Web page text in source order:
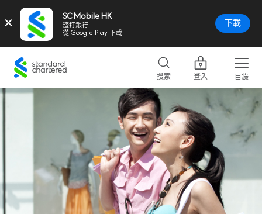
× SC Mobile HK
渣打銀行
從 Google Play 下載
下載
Standard
Chartered
Logo,
搜索 登入 目錄